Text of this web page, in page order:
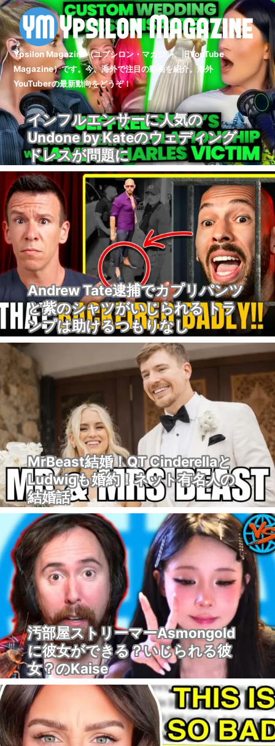
Ypsilon Magazine（ユプシロン・マガジン、旧YouTube
Magazine）です。今、海外で注目の動画を紹介。海外
YouTuberの最新動向をどうぞ！
インフルエンサーに人気の
Undone by Kateのウェディング
ドレスが問題に
Andrew Tate逮捕でカプリパンツ
と紫のシャツがいじられる トラ
ンプは助けるつもりなし
MrBeast結婚！QT Cinderellaと
Ludwigも婚約！ネット有名人の
結婚話
汚部屋ストリーマーAsmongold
に彼女ができる？いじられる彼
女？のKaise